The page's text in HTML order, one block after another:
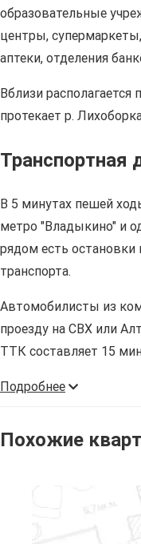
образовательные
центры,
аптеки, отделения
Вблизи
протекает р.
Транспортная
В 5 минутах пешей
метро "Владыкино" и
рядом есть остановки
транспорта.
Автомобилисты из
проезду на СВХ или
ТТК составляет 15
Подробнее
Похожие